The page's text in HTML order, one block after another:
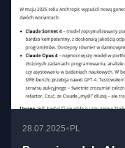
28.07.2025• PL